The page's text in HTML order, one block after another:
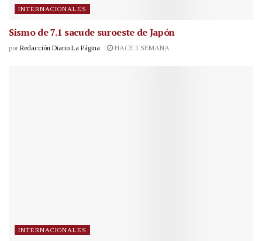
INTERNACIONALES
Sismo de 7.1 sacude suroeste de Japón
por Redacción Diario La Página HACE 1 SEMANA
INTERNACIONALES